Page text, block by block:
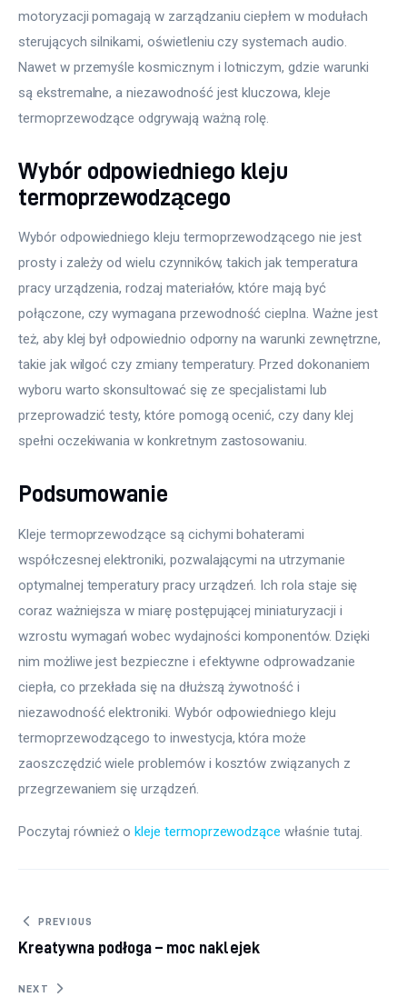
motoryzacji pomagają w zarządzaniu ciepłem w modułach
sterujących silnikami, oświetleniu czy systemach audio.
Nawet w przemyśle kosmicznym i lotniczym, gdzie warunki
są ekstremalne, a niezawodność jest kluczowa, kleje
termoprzewodzące odgrywają ważną rolę.
Wybór odpowiedniego kleju
termoprzewodzącego
Wybór odpowiedniego kleju termoprzewodzącego nie jest
prosty i zależy od wielu czynników, takich jak temperatura
pracy urządzenia, rodzaj materiałów, które mają być
połączone, czy wymagana przewodność cieplna. Ważne jest
też, aby klej był odpowiednio odporny na warunki zewnętrzne,
takie jak wilgoć czy zmiany temperatury. Przed dokonaniem
wyboru warto skonsultować się ze specjalistami lub
przeprowadzić testy, które pomogą ocenić, czy dany klej
spełni oczekiwania w konkretnym zastosowaniu.
Podsumowanie
Kleje termoprzewodzące są cichymi bohaterami
współczesnej elektroniki, pozwalającymi na utrzymanie
optymalnej temperatury pracy urządzeń. Ich rola staje się
coraz ważniejsza w miarę postępującej miniaturyzacji i
wzrostu wymagań wobec wydajności komponentów. Dzięki
nim możliwe jest bezpieczne i efektywne odprowadzanie
ciepła, co przekłada się na dłuższą żywotność i
niezawodność elektroniki. Wybór odpowiedniego kleju
termoprzewodzącego to inwestycja, która może
zaoszczędzić wiele problemów i kosztów związanych z
przegrzewaniem się urządzeń.
Poczytaj również o kleje termoprzewodzące właśnie tutaj.
Nawigacja wpisu
PREVIOUS
Kreatywna podłoga – moc naklejek
NEXT